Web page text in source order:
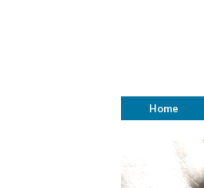
Home